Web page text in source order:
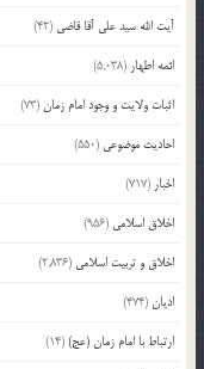
آیت الله سید علی آقا قاضی (42)
ائمه اطهار (5,038)
اثبات ولایت و وجود امام زمان(73)
احادیث موضوعی (550)
اخبار (717)
اخلاق اسلامی (956)
اخلاق و تربیت اسلامی (2,836)
ادیان(474)
ارتباط با امام زمان (عج)(14)